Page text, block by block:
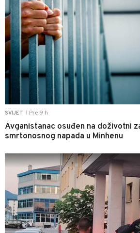
SVIJET Pre 9 h
Avganistanac osuđen na doživotni
smrtonosnog napada u Minhenu